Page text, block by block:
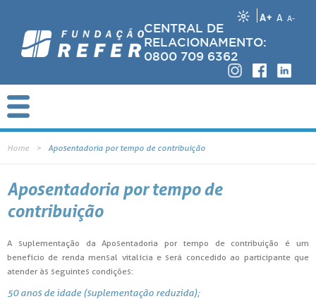
A+ A A-
CENTRAL DE
RELACIONAMENTO:
0800 709 6362
Home Aposentadoria por tempo de contribuição
Aposentadoria por tempo de
contribuição
A suplementação da Aposentadoria por tempo de contribuição é um
benefício de renda mensal vitalícia e será concedido ao participante que
atender às seguintes condições:
50 anos de idade (suplementação reduzida);